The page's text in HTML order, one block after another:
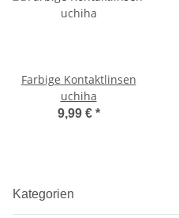
Farbige Kontaktlinsen
uchiha
9,99 € *
Kategorien